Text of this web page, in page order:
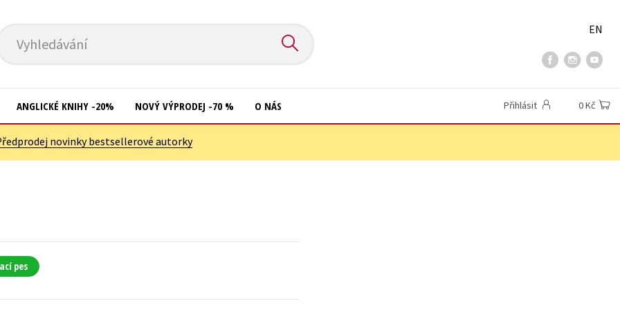
Vyhledávání
EN
ANGLICKÉ KNIHY -20% NOVÝ VÝPRODEJ -70 % O NÁS Přihlásit 0 Kč
novinky bestsellerové autorky
pes